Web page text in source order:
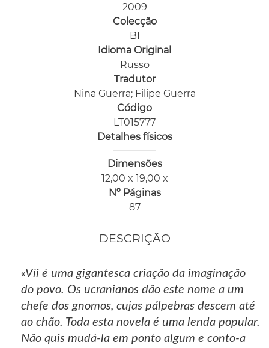
2009
Colecção
BI
Idioma Original
Russo
Tradutor
Nina Guerra; Filipe Guerra
Código
LT015777
Detalhes físicos
Dimensões
12,00 x 19,00 x
Nº Páginas
87
DESCRIÇÃO
«Víi é uma gigantesca criação da imaginação
do povo. Os ucranianos dão este nome a um
chefe dos gnomos, cujas pálpebras descem até
ao chão. Toda esta novela é uma lenda popular.
Não quis mudá-la em ponto algum e conto-a